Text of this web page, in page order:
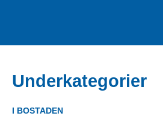
Underkategorier
I BOSTADEN